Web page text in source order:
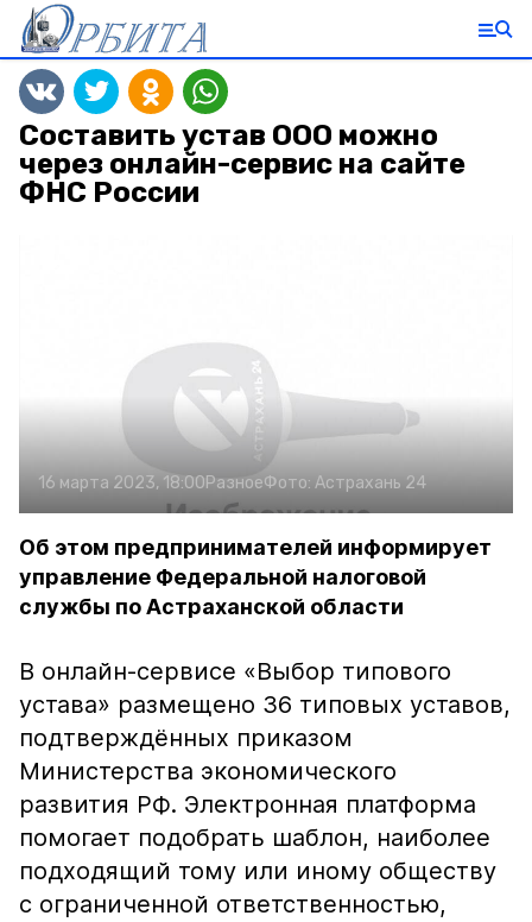
Составить устав ООО можно
через онлайн-сервис на сайте
ФНС России
16 марта 2023, 18:00РазноеФото: Астрахань 24
Об этом предпринимателей информирует
управление Федеральной налоговой
службы по Астраханской области
В онлайн-сервисе «Выбор типового
устава» размещено 36 типовых уставов,
подтверждённых приказом
Министерства экономического
развития РФ. Электронная платформа
помогает подобрать шаблон, наиболее
подходящий тому или иному обществу
с ограниченной ответственностью,